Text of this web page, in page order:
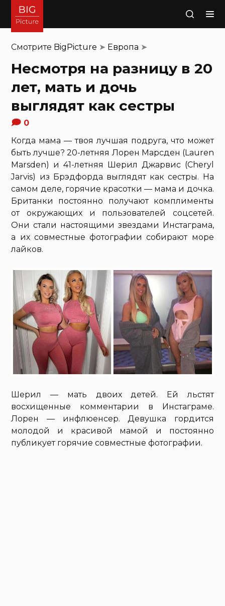
Поиск
Смотрите BigPicture ➤ Европа ➤
Несмотря на разницу в 20
лет, мать и дочь
выглядят как сестры
0
Когда мама — твоя лучшая подруга, что может
быть лучше? 20-летняя Лорен Марсден (Lauren
Marsden) и 41-летняя Шерил Джарвис (Cheryl
Jarvis) из Брэдфорда выглядят как сестры. На
самом деле, горячие красотки — мама и дочка.
Британки постоянно получают комплименты
от окружающих и пользователей соцсетей.
Они стали настоящими звездами Инстаграма,
а их совместные фотографии собирают море
лайков.
Шерил — мать двоих детей. Ей льстят
восхищенные комментарии в Инстаграме.
Лорен — инфлюенсер. Девушка гордится
молодой и красивой мамой и постоянно
публикует горячие совместные фотографии.